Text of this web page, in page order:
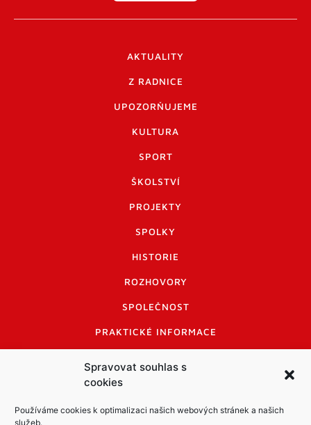
Spravovat souhlas s
cookies
Používáme cookies k optimalizaci našich webových stránek a našich
služeb.
AKTUALITY
Z RADNICE
UPOZORŇUJEME
KULTURA
SPORT
ŠKOLSTVÍ
PROJEKTY
SPOLKY
HISTORIE
ROZHOVORY
SPOLEČNOST
PRAKTICKÉ INFORMACE
INFORMACE A KODEX DISKUTUJÍCÍCH
LOGO A LOGO MANUÁL